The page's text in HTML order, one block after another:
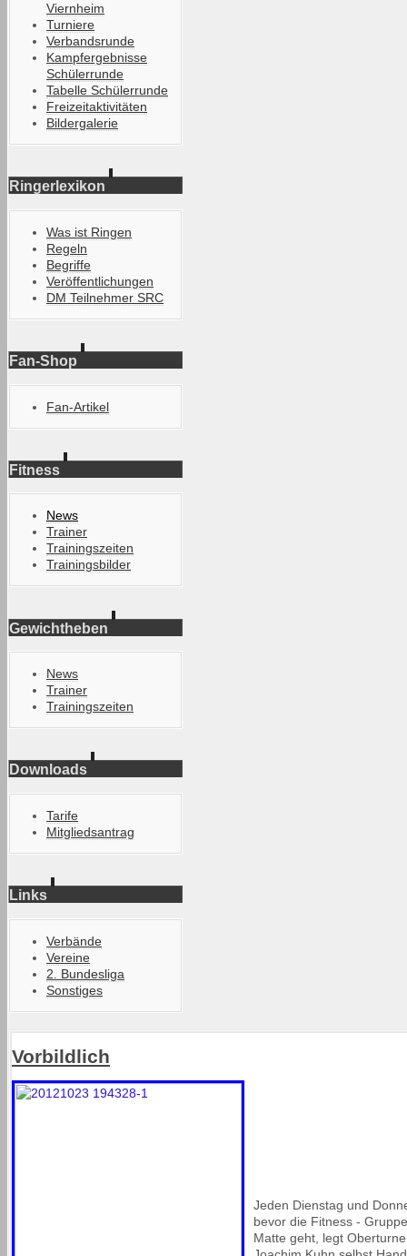
Viernheim
Turniere
Verbandsrunde
Kampfergebnisse
Schülerrunde
Tabelle Schülerrunde
Freizeitaktivitäten
Bildergalerie
Ringerlexikon
Was ist Ringen
Regeln
Begriffe
Veröffentlichungen
DM Teilnehmer SRC
Fan-Shop
Fan-Artikel
Fitness
News
Trainer
Trainingszeiten
Trainingsbilder
Gewichtheben
News
Trainer
Trainingszeiten
Downloads
Tarife
Mitgliedsantrag
Links
Verbände
Vereine
2. Bundesliga
Sonstiges
Vorbildlich
Jeden Dienstag und
bevor die Fitness -
Matte geht, legt